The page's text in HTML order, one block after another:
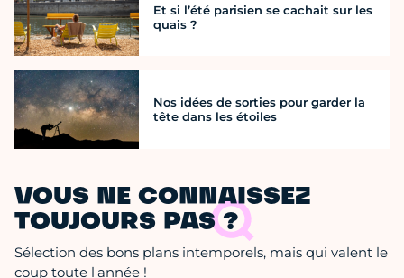
Et si l’été parisien se cachait sur les
quais ?
Nos idées de sorties pour garder la
tête dans les étoiles
VOUS NE CONNAISSEZ
TOUJOURS PAS ?
Sélection des bons plans intemporels, mais qui valent le
coup toute l'année !